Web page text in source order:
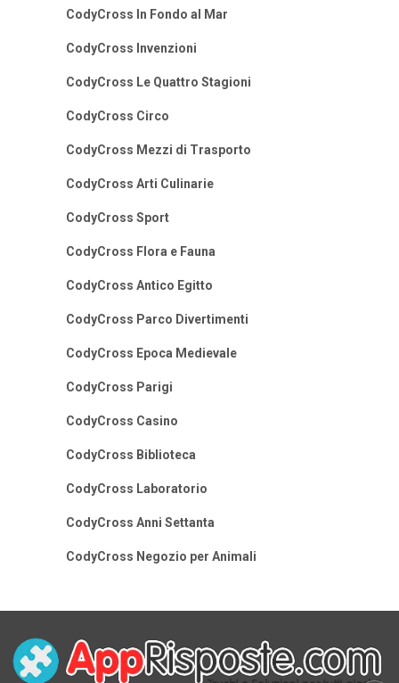
CodyCross In Fondo al Mar
CodyCross Invenzioni
CodyCross Le Quattro Stagioni
CodyCross Circo
CodyCross Mezzi di Trasporto
CodyCross Arti Culinarie
CodyCross Sport
CodyCross Flora e Fauna
CodyCross Antico Egitto
CodyCross Parco Divertimenti
CodyCross Epoca Medievale
CodyCross Parigi
CodyCross Casino
CodyCross Biblioteca
CodyCross Laboratorio
CodyCross Anni Settanta
CodyCross Negozio per Animali